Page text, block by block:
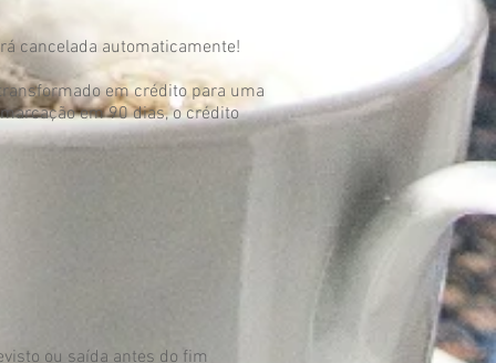
cancelada automaticamente!
em crédito para uma
em 90 dias, o crédito
ou saída antes do fim